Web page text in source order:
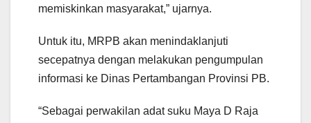
memiskinkan masyarakat,” ujarnya.
Untuk itu, MRPB akan menindaklanjuti
secepatnya dengan melakukan pengumpulan
informasi ke Dinas Pertambangan Provinsi PB.
“Sebagai perwakilan adat suku Maya D Raja